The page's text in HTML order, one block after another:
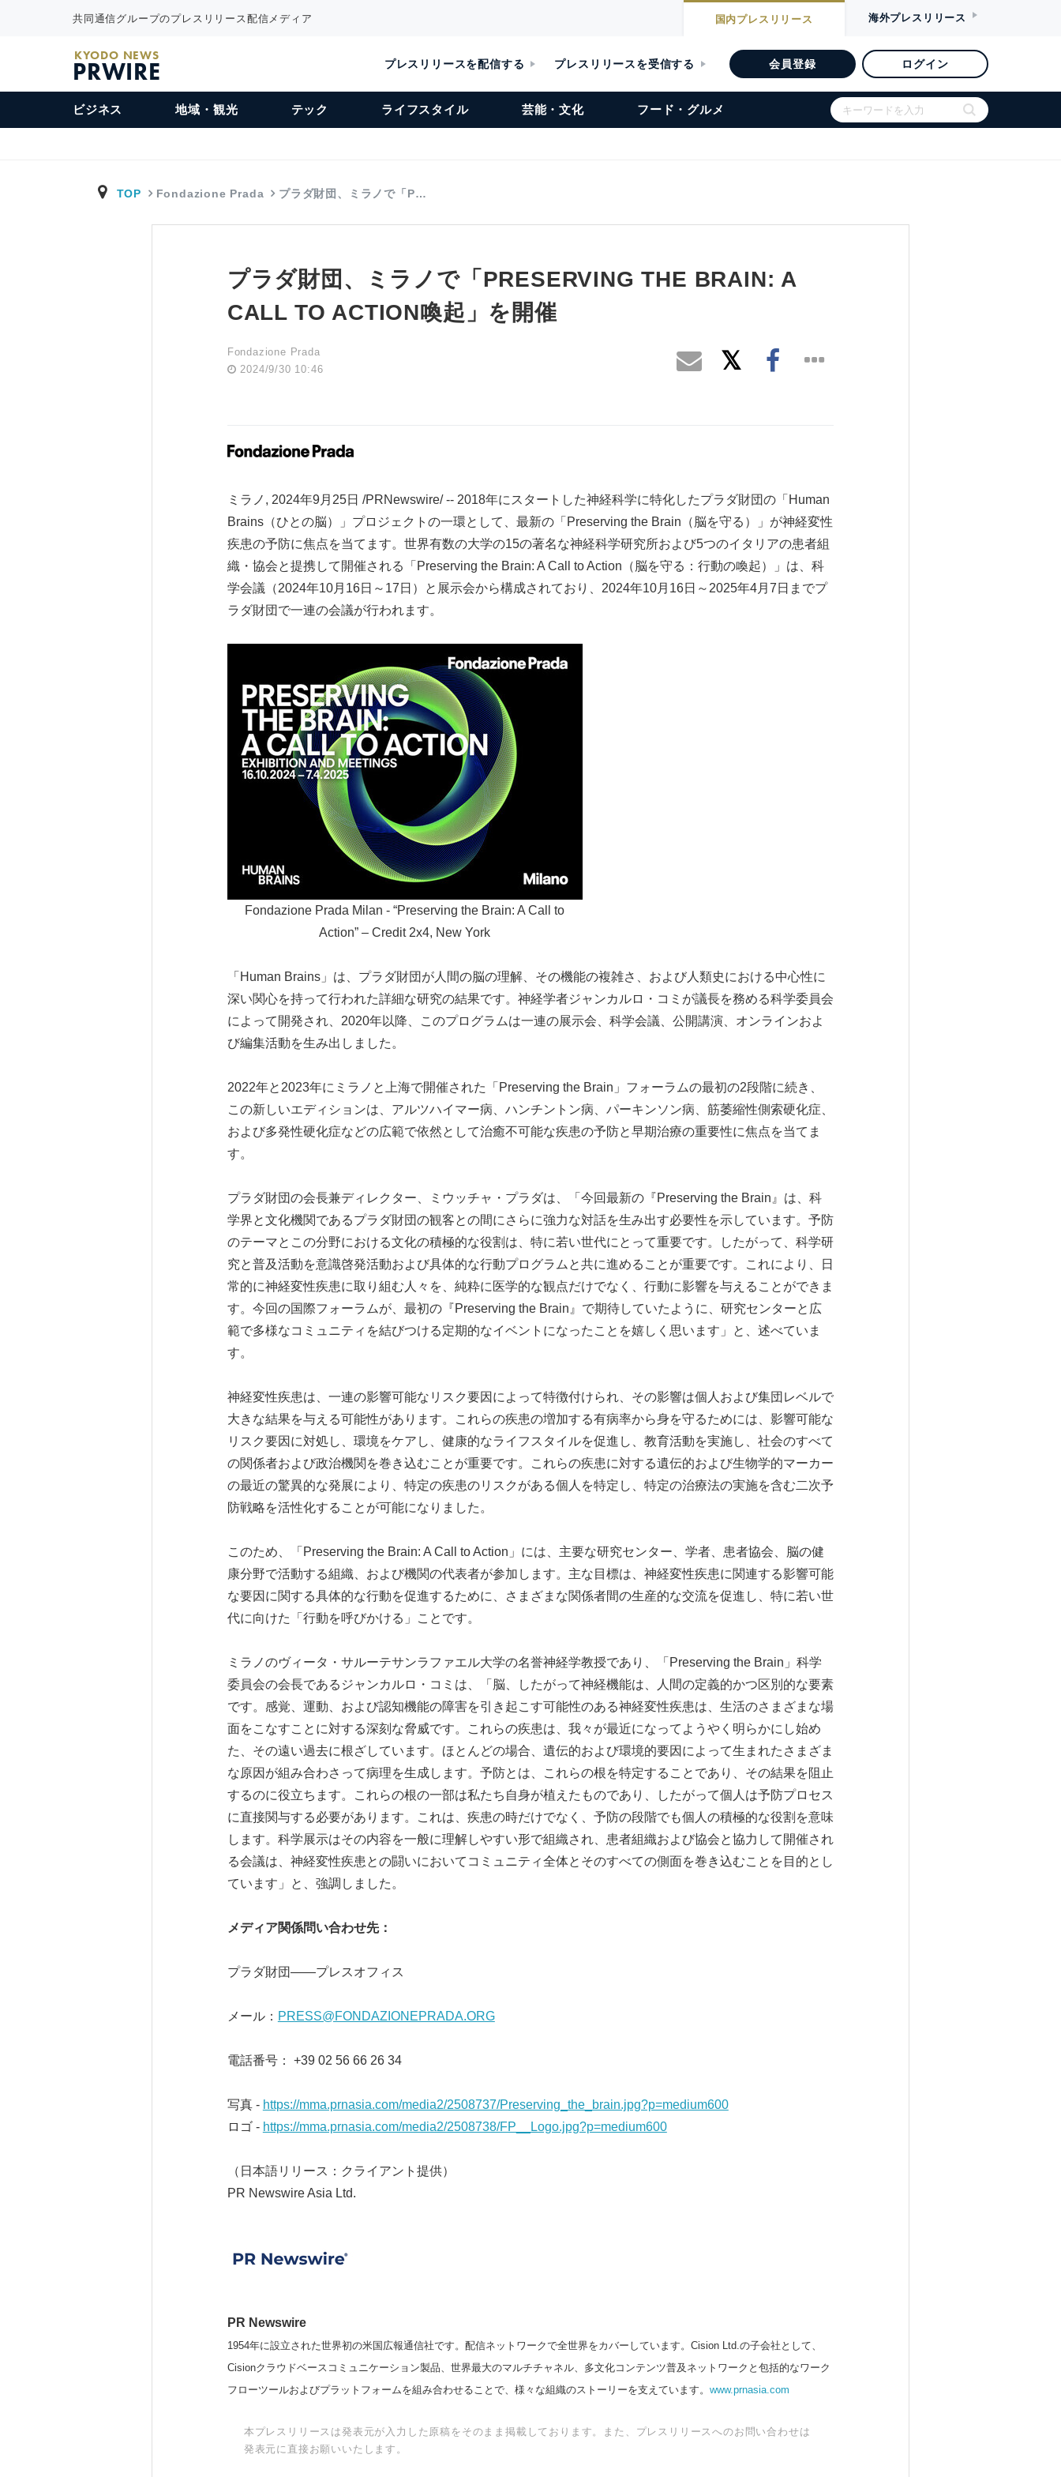
共同通信グループのプレスリリース配信メディア 国内プレスリリース 海外プレスリリース
KYODO NEWS
PRWIRE プレスリリースを配信する プレスリリースを受信する 会員登録 ログイン
ビジネス 地域・観光 テック ライフスタイル 芸能・文化 フード・グルメ
TOP Fondazione Prada プラダ財団、ミラノで「P…
プラダ財団、ミラノで「PRESERVING THE BRAIN: A
CALL TO ACTION喚起」を開催
Fondazione Prada
2024/9/30 10:46
ミラノ, 2024年9月25日 /PRNewswire/ -- 2018年にスタートした神経科学に特化したプラダ財団の「Human
Brains（ひとの脳）」プロジェクトの一環として、最新の「Preserving the Brain（脳を守る）」が神経変性
疾患の予防に焦点を当てます。世界有数の大学の15の著名な神経科学研究所および5つのイタリアの患者組
織・協会と提携して開催される「Preserving the Brain: A Call to Action（脳を守る：行動の喚起）」は、科
学会議（2024年10月16日～17日）と展示会から構成されており、2024年10月16日～2025年4月7日までプ
ラダ財団で一連の会議が行われます。
Fondazione Prada Milan - “Preserving the Brain: A Call to
Action” – Credit 2x4, New York
「Human Brains」は、プラダ財団が人間の脳の理解、その機能の複雑さ、および人類史における中心性に
深い関心を持って行われた詳細な研究の結果です。神経学者ジャンカルロ・コミが議長を務める科学委員会
によって開発され、2020年以降、このプログラムは一連の展示会、科学会議、公開講演、オンラインおよ
び編集活動を生み出しました。
2022年と2023年にミラノと上海で開催された「Preserving the Brain」フォーラムの最初の2段階に続き、
この新しいエディションは、アルツハイマー病、ハンチントン病、パーキンソン病、筋萎縮性側索硬化症、
および多発性硬化症などの広範で依然として治癒不可能な疾患の予防と早期治療の重要性に焦点を当てま
す。
プラダ財団の会長兼ディレクター、ミウッチャ・プラダは、「今回最新の『Preserving the Brain』は、科
学界と文化機関であるプラダ財団の観客との間にさらに強力な対話を生み出す必要性を示しています。予防
のテーマとこの分野における文化の積極的な役割は、特に若い世代にとって重要です。したがって、科学研
究と普及活動を意識啓発活動および具体的な行動プログラムと共に進めることが重要です。これにより、日
常的に神経変性疾患に取り組む人々を、純粋に医学的な観点だけでなく、行動に影響を与えることができま
す。今回の国際フォーラムが、最初の『Preserving the Brain』で期待していたように、研究センターと広
範で多様なコミュニティを結びつける定期的なイベントになったことを嬉しく思います」と、述べていま
す。
神経変性疾患は、一連の影響可能なリスク要因によって特徴付けられ、その影響は個人および集団レベルで
大きな結果を与える可能性があります。これらの疾患の増加する有病率から身を守るためには、影響可能な
リスク要因に対処し、環境をケアし、健康的なライフスタイルを促進し、教育活動を実施し、社会のすべて
の関係者および政治機関を巻き込むことが重要です。これらの疾患に対する遺伝的および生物学的マーカー
の最近の驚異的な発展により、特定の疾患のリスクがある個人を特定し、特定の治療法の実施を含む二次予
防戦略を活性化することが可能になりました。
このため、「Preserving the Brain: A Call to Action」には、主要な研究センター、学者、患者協会、脳の健
康分野で活動する組織、および機関の代表者が参加します。主な目標は、神経変性疾患に関連する影響可能
な要因に関する具体的な行動を促進するために、さまざまな関係者間の生産的な交流を促進し、特に若い世
代に向けた「行動を呼びかける」ことです。
ミラノのヴィータ・サルーテサンラファエル大学の名誉神経学教授であり、「Preserving the Brain」科学
委員会の会長であるジャンカルロ・コミは、「脳、したがって神経機能は、人間の定義的かつ区別的な要素
です。感覚、運動、および認知機能の障害を引き起こす可能性のある神経変性疾患は、生活のさまざまな場
面をこなすことに対する深刻な脅威です。これらの疾患は、我々が最近になってようやく明らかにし始め
た、その遠い過去に根ざしています。ほとんどの場合、遺伝的および環境的要因によって生まれたさまざま
な原因が組み合わさって病理を生成します。予防とは、これらの根を特定することであり、その結果を阻止
するのに役立ちます。これらの根の一部は私たち自身が植えたものであり、したがって個人は予防プロセス
に直接関与する必要があります。これは、疾患の時だけでなく、予防の段階でも個人の積極的な役割を意味
します。科学展示はその内容を一般に理解しやすい形で組織され、患者組織および協会と協力して開催され
る会議は、神経変性疾患との闘いにおいてコミュニティ全体とそのすべての側面を巻き込むことを目的とし
ています」と、強調しました。
メディア関係問い合わせ先：
プラダ財団——プレスオフィス
メール： PRESS@FONDAZIONEPRADA.ORG
電話番号： +39 02 56 66 26 34
写真 - https://mma.prnasia.com/media2/2508737/Preserving_the_brain.jpg?p=medium600
ロゴ - https://mma.prnasia.com/media2/2508738/FP__Logo.jpg?p=medium600
（日本語リリース：クライアント提供）
PR Newswire Asia Ltd.
PR Newswire
1954年に設立された世界初の米国広報通信社です。配信ネットワークで全世界をカバーしています。Cision Ltd.の子会社として、
Cisionクラウドベースコミュニケーション製品、世界最大のマルチチャネル、多文化コンテンツ普及ネットワークと包括的なワーク
フローツールおよびプラットフォームを組み合わせることで、様々な組織のストーリーを支えています。 www.prnasia.com
本プレスリリースは発表元が入力した原稿をそのまま掲載しております。また、プレスリリースへのお問い合わせは
発表元に直接お願いいたします。
English